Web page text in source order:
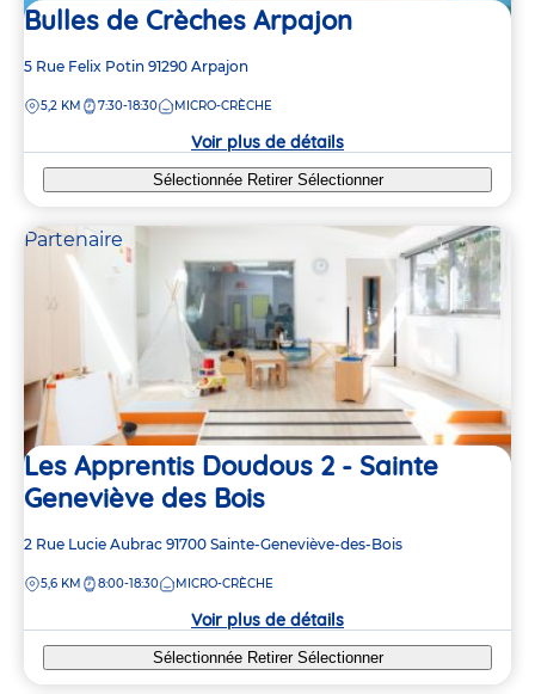
Bulles de Crèches Arpajon
Adresse
la
5 Rue Felix Potin 91290 Arpajon
DISTANCE
5,2 KM 7:30-18:30 MICRO-CRÈCHE
Voir plus de détails
Sélectionnée Retirer Sélectionner
Partenaire
Les Apprentis Doudous 2 - Sainte
Geneviève des Bois
Adresse
la
2 Rue Lucie Aubrac 91700 Sainte-Geneviève-des-Bois
DISTANCE
5,6 KM 8:00-18:30 MICRO-CRÈCHE
Voir plus de détails
Sélectionnée Retirer Sélectionner